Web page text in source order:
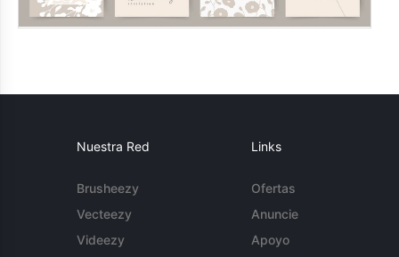
Nuestra Red
Brusheezy
Vecteezy
Videezy
Links
Ofertas
Anuncie
Apoyo